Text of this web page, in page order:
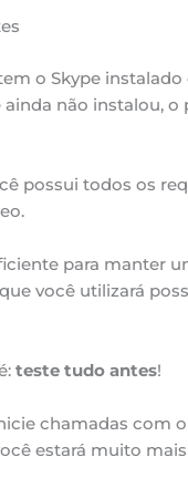
o Skype
não instalou, o
possui todos os
para manter
você utilizará
teste tudo antes!
chamadas com
estará muito